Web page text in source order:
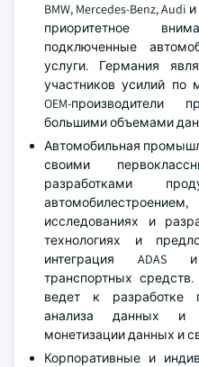
BMW, Mercedes-Benz,
приоритетное
подключенные
услуги. Германия
участников усилий по
OEM-
большими объемами
Автомобильная
своими
разработками
исследованиях и
технологиях и
интеграция ADAS
транспортных
ведет к разработке
анализа данных и
монетизации данных и
Корпоративные и